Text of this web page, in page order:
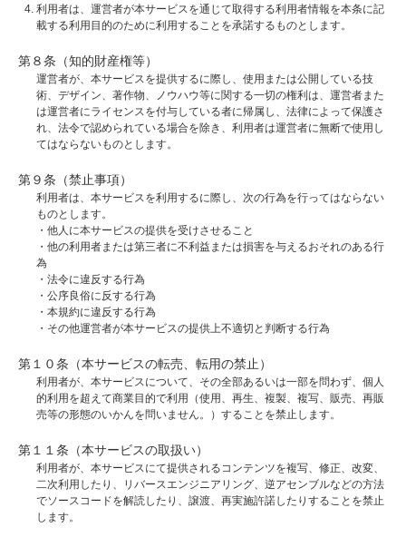
利用者は、運営者が本サービスを通じて取得する利用者情報を本条に記
載する利用目的のために利用することを承諾するものとします。
第８条（知的財産権等）
運営者が、本サービスを提供するに際し、使用または公開している技
術、デザイン、著作物、ノウハウ等に関する一切の権利は、運営者また
は運営者にライセンスを付与している者に帰属し、法律によって保護さ
れ、法令で認められている場合を除き、利用者は運営者に無断で使用し
てはならないものとします。
第９条（禁止事項）
利用者は、本サービスを利用するに際し、次の行為を行ってはならない
ものとします。
・他人に本サービスの提供を受けさせること
・他の利用者または第三者に不利益または損害を与えるおそれのある行
為
・法令に違反する行為
・公序良俗に反する行為
・本規約に違反する行為
・その他運営者が本サービスの提供上不適切と判断する行為
第１０条（本サービスの転売、転用の禁止）
利用者が、本サービスについて、その全部あるいは一部を問わず、個人
的利用を超えて商業目的で利用（使用、再生、複製、複写、販売、再販
売等の形態のいかんを問いません。）することを禁止します。
第１１条（本サービスの取扱い）
利用者が、本サービスにて提供されるコンテンツを複写、修正、改変、
二次利用したり、リバースエンジニアリング、逆アセンブルなどの方法
でソースコードを解読したり、譲渡、再実施許諾したりすることを禁止
します。